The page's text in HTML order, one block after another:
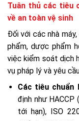
Tuân thủ các tiêu
về an toàn vệ sinh
Đối với các nhà
phẩm, dược phẩm
việc kiểm soát dịch
vụ pháp lý và yêu
Các tiêu chuẩn
định như
tới hạn), ISO